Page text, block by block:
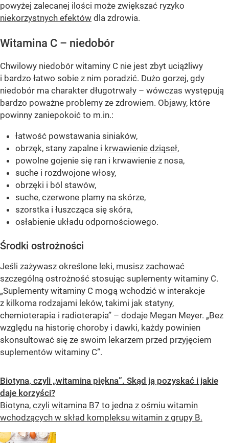
powyżej zalecanej ilości może zwiększać ryzyko
niekorzystnych efektów dla zdrowia.
Witamina C – niedobór
Chwilowy niedobór witaminy C nie jest zbyt uciążliwy
i bardzo łatwo sobie z nim poradzić. Dużo gorzej, gdy
niedobór ma charakter długotrwały – wówczas występują
bardzo poważne problemy ze zdrowiem. Objawy, które
powinny zaniepokoić to m.in.:
łatwość powstawania siniaków,
obrzęk, stany zapalne i krwawienie dziąseł,
powolne gojenie się ran i krwawienie z nosa,
suche i rozdwojone włosy,
obrzęki i ból stawów,
suche, czerwone plamy na skórze,
szorstka i łuszcząca się skóra,
osłabienie układu odpornościowego.
Środki ostrożności
Jeśli zażywasz określone leki, musisz zachować
szczególną ostrożność stosując suplementy witaminy C.
„Suplementy witaminy C mogą wchodzić w interakcje
z kilkoma rodzajami leków, takimi jak statyny,
chemioterapia i radioterapia” – dodaje Megan Meyer. „Bez
względu na historię choroby i dawki, każdy powinien
skonsultować się ze swoim lekarzem przed przyjęciem
suplementów witaminy C”.
Biotyna, czyli „witamina piękna”. Skąd ją pozyskać i jakie
daje korzyści?
Biotyna, czyli witamina B7 to jedna z ośmiu witamin
wchodzących w skład kompleksu witamin z grupy B.